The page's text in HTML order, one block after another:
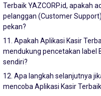
Terbaik YAZCORP.id, apakah
pelanggan (Customer
pekan?
11. Apakah Aplikasi Kasir
mendukung pencetakan label
sendiri?
12. Apa langkah selanjutnya
mencoba Aplikasi Kasir